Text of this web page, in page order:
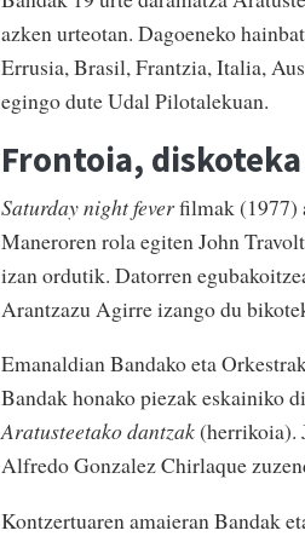
azken urteotan. Dagoeneko
Errusia, Brasil, Frantzia, Italia,
egingo dute Udal Pilotalekuan.
Frontoia, diskoteka
Saturday night feverfilmak (1977)
Maneroren rola egiten John
izan ordutik. Datorren
Arantzazu Agirre izango du
Emanaldian Bandako eta
Bandak honako piezak eskainiko
Aratusteetako dantzak(herrikoia).
Alfredo Gonzalez Chirlaque
Kontzertuaren amaieran Bandak